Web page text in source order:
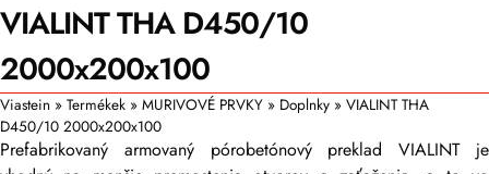
VIALINT THA D450/10
2000x200x100
Viastein » Termékek » MURIVOVÉ PRVKY » Doplnky » VIALINT THA
D450/10 2000x200x100
Prefabrikovaný armovaný pórobetónový preklad VIALINT je